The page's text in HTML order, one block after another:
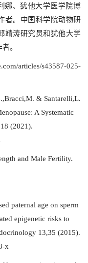
娜、犹他大学医学院博
者。中国科学院动物研
靖涛研究员和犹他大学
者。
articles/s43587-025-
& Santarelli,L.
A Systematic
(2021).
and Male Fertility.
paternal age on sperm
epigenetic risks to
13,35 (2015).
x